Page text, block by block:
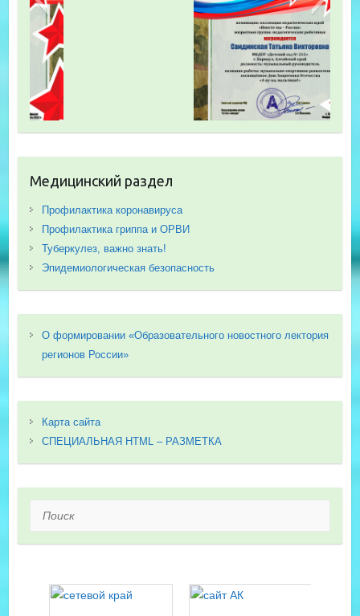
Медицинский раздел
Профилактика коронавируса
Профилактика гриппа и ОРВИ
Туберкулез, важно знать!
Эпидемиологическая безопасность
О формировании «Образовательного новостного лектория
регионов России»
Карта сайта
СПЕЦИАЛЬНАЯ HTML – РАЗМЕТКА
Поиск